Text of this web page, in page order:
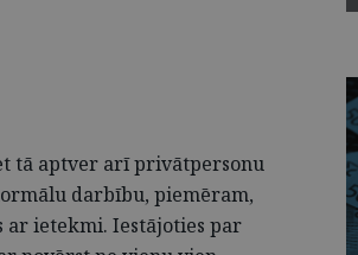
tā aptver arī privātpersonu
darbību, piemēram,
ar ietekmi. Iestājoties par